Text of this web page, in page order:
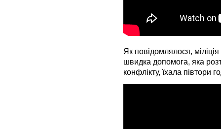
Як повідомлялося,
швидка допомога, яка
конфлікту, їхала півтори